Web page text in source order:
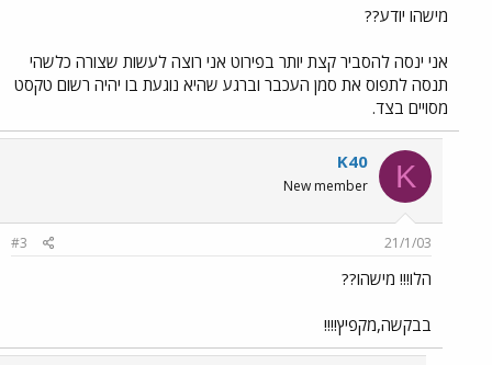
מישהו יודע??
אני ינסה להסביר קצת יותר בפירוט אני רוצה לעשות שצורה כלשהי
תנסה לתפוס את סמן העכבר וברגע שהיא נוגעת בו יהיה רשום טקסט
מסויים בצד.
K
K40
New member
21/1/03
#3
הלו!!! מישהו??
בבקשה,מקפיץ!!!!